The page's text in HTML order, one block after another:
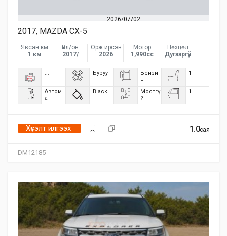
2026/07/02
DM12185
2017, MAZDA CX-5
Явсан км
1 км
Үйл/он
2017/
Орж ирсэн
2026
Мотор
1,990сс
Нөхцөл
Дугааргүй
... Буруу
Бензи
н
1
Автом
ат
Black
Мостгү
й
1
1.0сая
Хүсэлт илгээх